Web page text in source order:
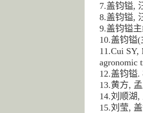
7.盖钧镒,
8.盖钧镒,
9.盖钧镒
10.盖钧镒
11.Cui SY,
agronomic
12.盖钧镒.
13.黄方,
14.刘顺湖
15.刘莹,